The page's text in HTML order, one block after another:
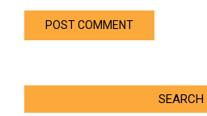
SEARCH